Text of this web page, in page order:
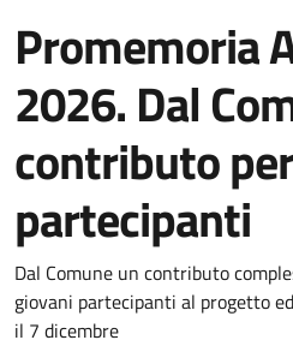
Promemoria
2026. Dal
contributo
partecipanti
Dettagli della
Dal Comune un contributo
giovani partecipanti al progetto
il 7 dicembre